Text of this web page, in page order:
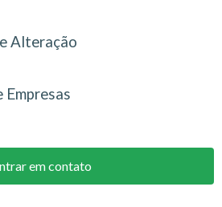
Alteração
Empresas
em contato